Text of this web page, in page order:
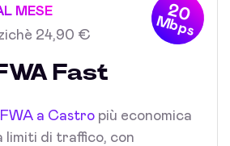
20
Mbps
MESE
24,90 €
Fast
a Castro più economica
limiti di traffico, con